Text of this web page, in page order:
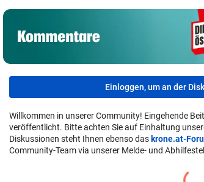
Einloggen, um an der
Willkommen in unserer Community! Eingehende
veröffentlicht. Bitte achten Sie auf Einhaltung
Diskussionen steht Ihnen ebenso das krone.at-
Community-Team via unserer Melde- und